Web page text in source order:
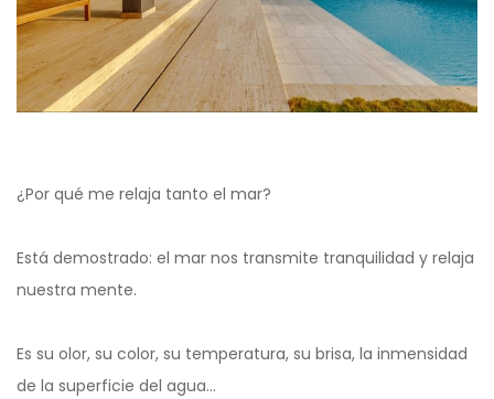
¿Por qué me relaja tanto el mar?
Está demostrado: el mar nos transmite tranquilidad y relaja
nuestra mente.
Es su olor, su color, su temperatura, su brisa, la inmensidad
de la superficie del agua…